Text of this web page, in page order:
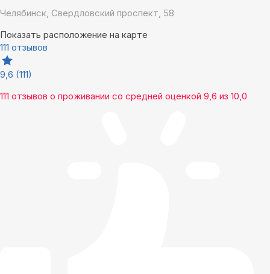
Челябинск, Свердловский проспект, 58
Показать расположение на карте
111 отзывов
9,6 (111)
111 отзывов о проживании со средней оценкой 9,6 из 10,0